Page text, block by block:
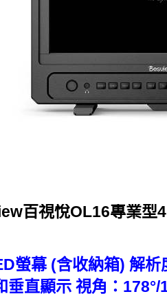
百視悅OL16專業型
螢幕 (含收納箱) 解
直顯示 視角：178°/